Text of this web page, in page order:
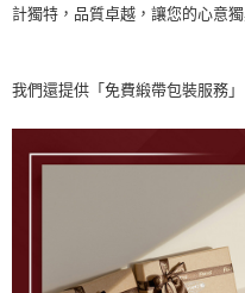
計獨特，品質卓越，讓您的心意
我們還提供「免費緞帶包裝服務